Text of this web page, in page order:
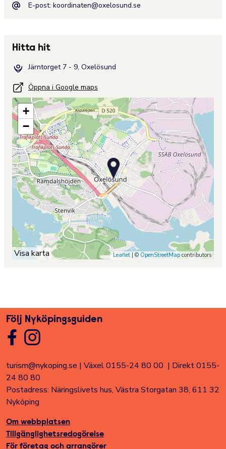
E-post: koordinaten@oxelosund.se
Hitta hit
Järntorget 7 - 9, Oxelösund
Öppna i Google maps
+
−
Leaflet | © OpenStreetMap contributors
Visa karta
Följ Nyköpingsguiden
turism@nykoping.se | Växel 0155-24 80 00 | Direkt 0155-
24 80 80
Postadress: Näringslivets hus, Västra Storgatan 38, 611 32
Nyköping
Om webbplatsen
Tillgänglighetsredogörelse
För företag och arrangörer